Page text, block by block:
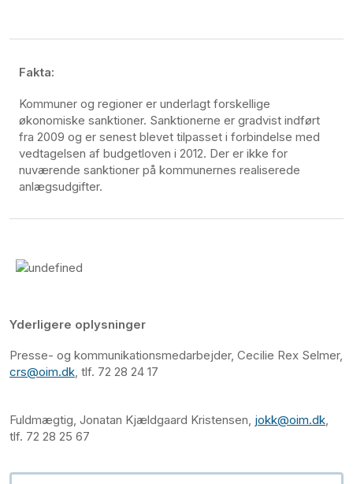
Fakta:
Kommuner og regioner er underlagt forskellige
økonomiske sanktioner. Sanktionerne er gradvist indført
fra 2009 og er senest blevet tilpasset i forbindelse med
vedtagelsen af budgetloven i 2012. Der er ikke for
nuværende sanktioner på kommunernes realiserede
anlægsudgifter.
Yderligere oplysninger
Presse- og kommunikationsmedarbejder, Cecilie Rex Selmer,
crs@oim.dk, tlf. 72 28 24 17
Fuldmægtig, Jonatan Kjældgaard Kristensen, jokk@oim.dk,
tlf. 72 28 25 67